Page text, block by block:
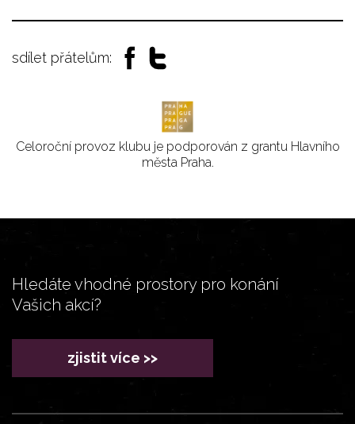
sdílet přátelům:
Celoroční provoz klubu je podporován z grantu Hlavního
města Praha.
Hledáte vhodné prostory pro konání
Vašich akcí?
zjistit více >>